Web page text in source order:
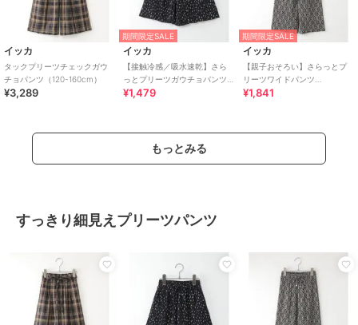
イッカ
タックプリーツチェックガウ
チョパンツ（120-160cm）
¥3,289
期間限定SALE
イッカ
【接触冷感／吸水速乾】さら
っとプリーツガウチョパンツ
(100?160cm)【親子コーデ】
¥1,479
期間限定SALE
イッカ
【親子おそろい】さらっとプ
リーツワイドパンツ
（120~160cm）
¥1,841
もっとみる
すっきり細見えプリーツパンツ